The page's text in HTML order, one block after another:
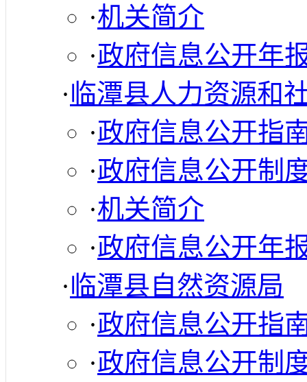
·机关简介
·政府信息公开年
·临潭县人力资源和
·政府信息公开指
·政府信息公开制
·机关简介
·政府信息公开年
·临潭县自然资源局
·政府信息公开指
·政府信息公开制